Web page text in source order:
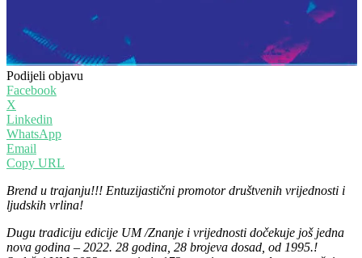
Podijeli objavu
Facebook
X
Linkedin
WhatsApp
Email
Copy URL
Brend u trajanju!!! Entuzijastični promotor društvenih vrijednosti i
ljudskih vrlina!
Dugu tradiciju edicije UM /Znanje i vrijednosti dočekuje još jedna
nova godina – 2022. 28 godina, 28 brojeva dosad, od 1995.!